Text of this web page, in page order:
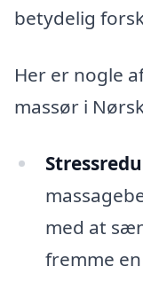
betydelig
Her er nogle
massør i
med at
fremme